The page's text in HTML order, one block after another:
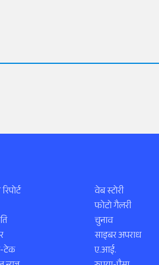
टेक
वेब स्टोरी
फोटो गैलरी
चुनाव
साइबर अपराध
ए.आई.